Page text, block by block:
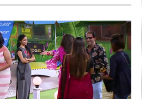
காங்கிரஸ் தலைமையின் கருத்து கிடையாது – கார்த்தி
மாடல்” -பிரேமலதா விஜயகாந்த் பேட்டி
தலைவர் விஜய் கண்டனம்
போட்டி – சீமான்